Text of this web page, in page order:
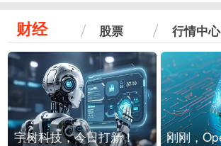
财经 股票 行情中心
宇树科技，今日打新！